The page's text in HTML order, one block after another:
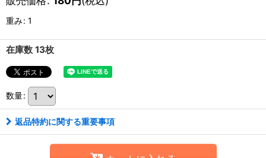
重み: 1
在庫数 13枚
数量:
返品特約に関する重要事項